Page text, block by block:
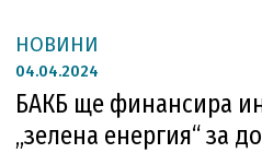
НОВИНИ
04.04.2024
БАКБ ще финансира
„зелена енергия“ за